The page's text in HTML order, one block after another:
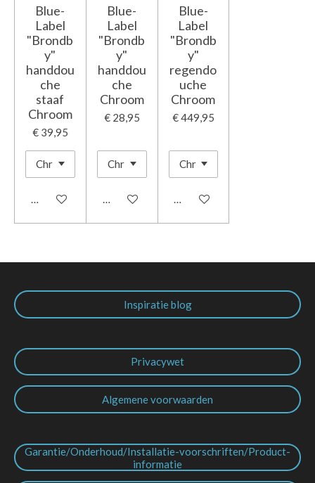
Blue-
Label
"Brondb
y"
handdou
che
staaf
Chroom
€ 39,95
In winkelwagen
Blue-
Label
"Brondb
y"
handdou
che
Chroom
€ 28,95
In winkelwagen
Blue-
Label
"Brondb
y"
regendo
uche
Chroom
€ 449,95
In winkelwagen
Inspiratie blog
Privacywet
Algemene voorwaarden
Garantie/Onderhoud/Installatie-voorschriften/Product-
informatie